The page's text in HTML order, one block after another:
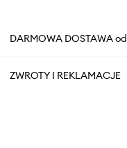
DARMOWA DOSTAWA od
ZWROTY I REKLAMACJE